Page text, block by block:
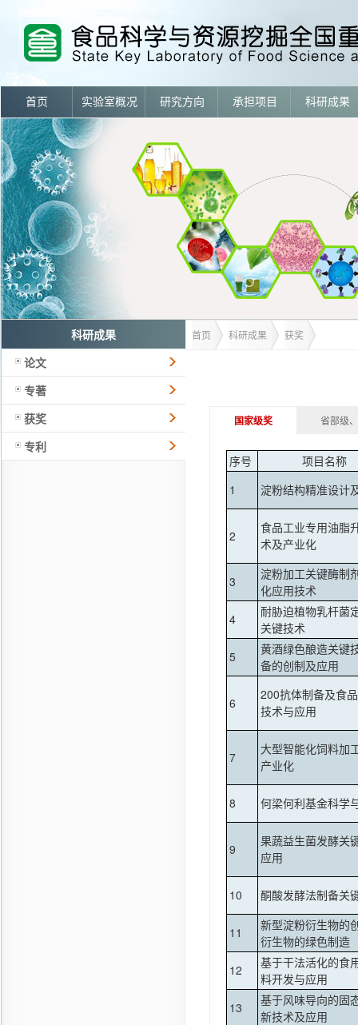
首页 实验室概况 研究方向 承担项目 科研成果
首页 科研成果 获奖
国家级奖 省部级
序号
项目名称
1
淀粉结构精准设计
2
食品工业专用油脂
术及产业化
3
淀粉加工关键酶制
化应用技术
4
耐胁迫植物乳杆菌
关键技术
5
黄酒绿色酿造关键
备的创制及应用
6
200抗体制备及食
技术与应用
7
大型智能化饲料加
产业化
8 何梁何利基金科学
9
果蔬益生菌发酵关
应用
10 酮酸发酵法制备关
11
新型淀粉衍生物的
衍生物的绿色制造
12
基于干法活化的食
料开发与应用
13
基于风味导向的固
新技术及应用
科研成果
论文
专著
获奖
专利